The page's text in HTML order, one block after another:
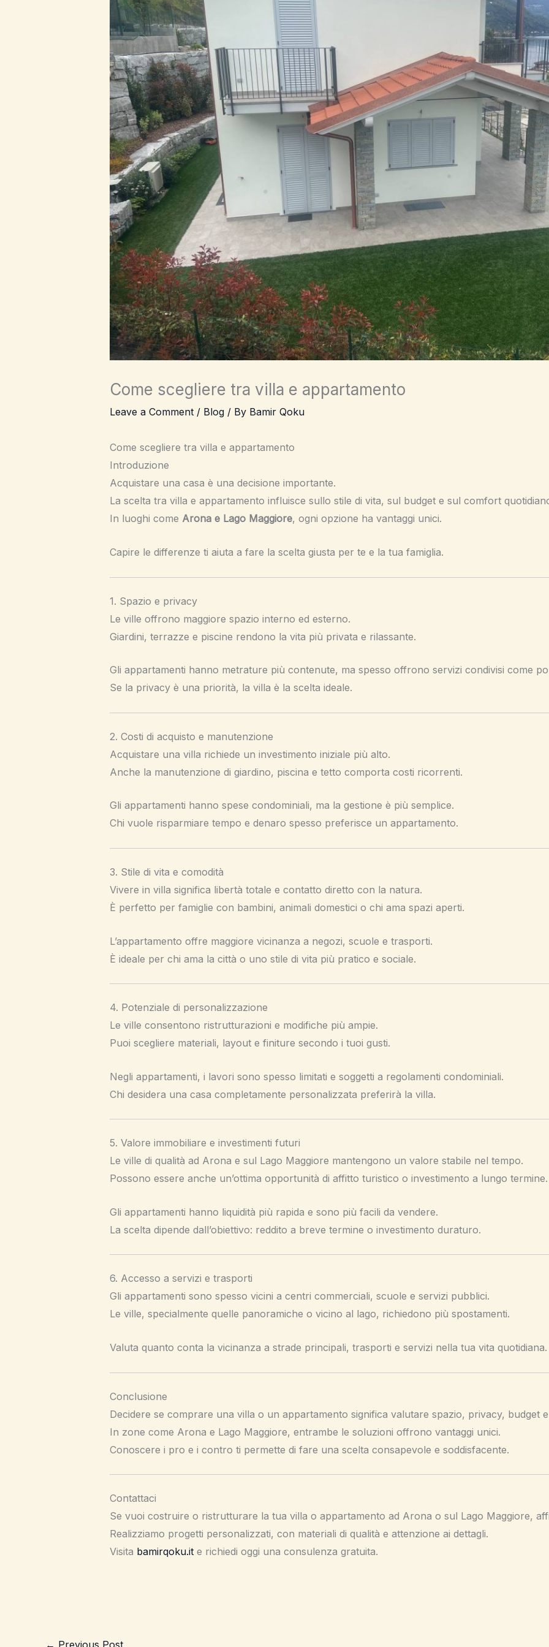
Come scegliere tra villa e appartamento
Leave a Comment / Blog/ By Bamir Qoku
Come scegliere tra villa e appartamento
Introduzione
Acquistare una casa è una decisione importante.
La scelta tra villa e appartamento influisce sullo stile di vita, sul budget e sul comfort
In luoghi come Arona e Lago Maggiore, ogni opzione ha vantaggi unici.
Capire le differenze ti aiuta a fare la scelta giusta per te e la tua famiglia.
1. Spazio e privacy
Le ville offrono maggiore spazio interno ed esterno.
Giardini, terrazze e piscine rendono la vita più privata e rilassante.
Gli appartamenti hanno metrature più contenute, ma spesso offrono servizi condivisi come
Se la privacy è una priorità, la villa è la scelta ideale.
2. Costi di acquisto e manutenzione
Acquistare una villa richiede un investimento iniziale più alto.
Anche la manutenzione di giardino, piscina e tetto comporta costi ricorrenti.
Gli appartamenti hanno spese condominiali, ma la gestione è più semplice.
Chi vuole risparmiare tempo e denaro spesso preferisce un appartamento.
3. Stile di vita e comodità
Vivere in villa significa libertà totale e contatto diretto con la natura.
È perfetto per famiglie con bambini, animali domestici o chi ama spazi aperti.
L’appartamento offre maggiore vicinanza a negozi, scuole e trasporti.
È ideale per chi ama la città o uno stile di vita più pratico e sociale.
4. Potenziale di personalizzazione
Le ville consentono ristrutturazioni e modifiche più ampie.
Puoi scegliere materiali, layout e finiture secondo i tuoi gusti.
Negli appartamenti, i lavori sono spesso limitati e soggetti a regolamenti condominiali.
Chi desidera una casa completamente personalizzata preferirà la villa.
5. Valore immobiliare e investimenti futuri
Le ville di qualità ad Arona e sul Lago Maggiore mantengono un valore stabile nel tempo.
Possono essere anche un’ottima opportunità di affitto turistico o investimento a lungo termine.
Gli appartamenti hanno liquidità più rapida e sono più facili da vendere.
La scelta dipende dall’obiettivo: reddito a breve termine o investimento duraturo.
6. Accesso a servizi e trasporti
Gli appartamenti sono spesso vicini a centri commerciali, scuole e servizi pubblici.
Le ville, specialmente quelle panoramiche o vicino al lago, richiedono più spostamenti.
Valuta quanto conta la vicinanza a strade principali, trasporti e servizi nella tua vita quotidiana.
Conclusione
Decidere se comprare una villa o un appartamento significa valutare spazio, privacy, budget
In zone come Arona e Lago Maggiore, entrambe le soluzioni offrono vantaggi unici.
Conoscere i pro e i contro ti permette di fare una scelta consapevole e soddisfacente.
Contattaci
Se vuoi costruire o ristrutturare la tua villa o appartamento ad Arona o sul Lago Maggiore,
Realizziamo progetti personalizzati, con materiali di qualità e attenzione ai dettagli.
Visita bamirqoku.ite richiedi oggi una consulenza gratuita.
← Previous Post